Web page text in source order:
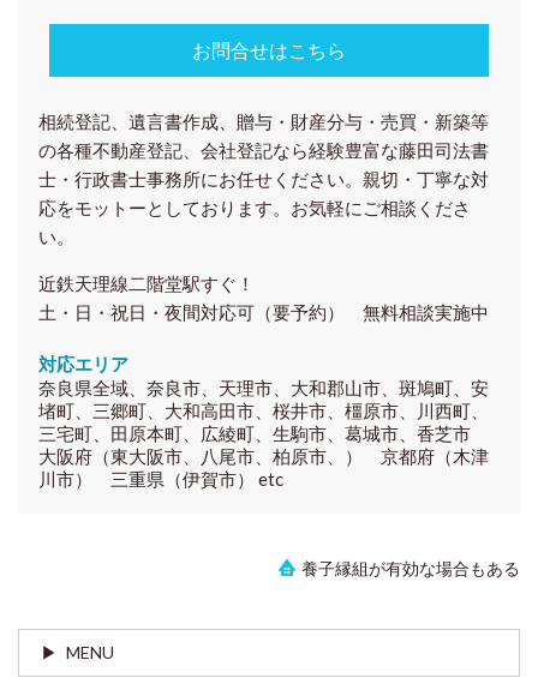
お問合せはこちら
相続登記、遺言書作成、贈与・財産分与・売買・新築等
の各種不動産登記、会社登記なら経験豊富な藤田司法書
士・行政書士事務所にお任せください。親切・丁寧な対
応をモットーとしております。お気軽にご相談くださ
い。
近鉄天理線二階堂駅すぐ！
土・日・祝日・夜間対応可（要予約） 無料相談実施中
対応エリア
奈良県全域、奈良市、天理市、大和郡山市、斑鳩町、安
堵町、三郷町、大和高田市、桜井市、橿原市、川西町、
三宅町、田原本町、広綾町、生駒市、葛城市、香芝市
大阪府（東大阪市、八尾市、柏原市、） 京都府（木津
川市） 三重県（伊賀市） etc
養子縁組が有効な場合もある
MENU